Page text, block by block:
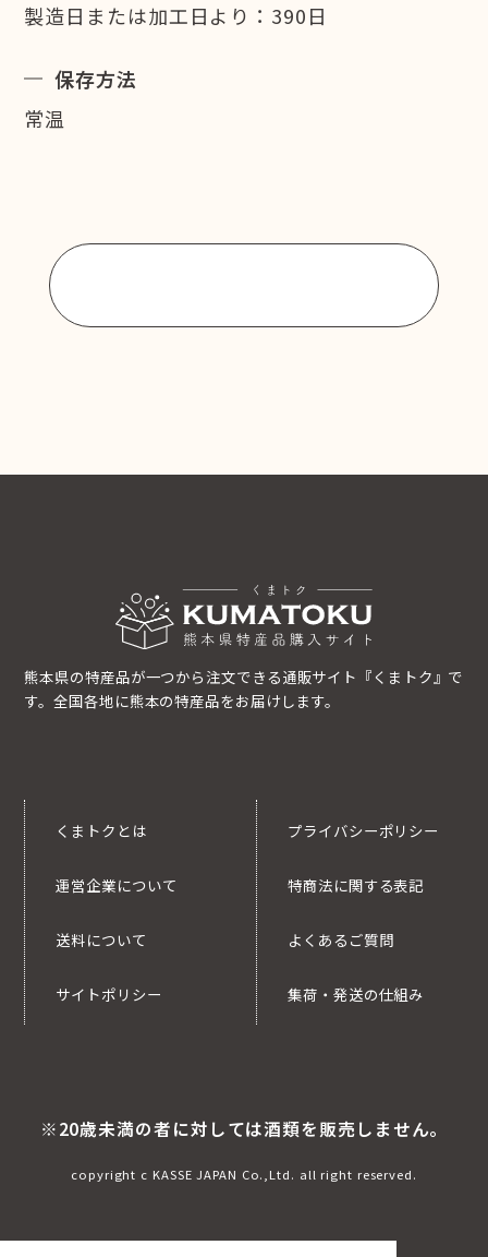
製造日または加工日より：390日
保存方法
常温
熊本県の特産品が一つから注文できる通販サイト『くまトク』で
す。全国各地に熊本の特産品をお届けします。
くまトクとは
運営企業について
送料について
サイトポリシー
プライバシーポリシー
特商法に関する表記
よくあるご質問
集荷・発送の仕組み
※20歳未満の者に対しては酒類を販売しません。
copyright c KASSE JAPAN Co.,Ltd. all right reserved.